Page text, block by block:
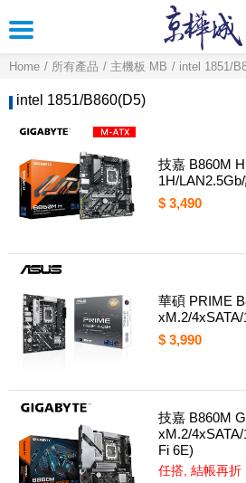
Home 所有產品 主機板 MB intel 1851/
intel 1851/B860(D5)
技嘉 B860M
1H/
$ 3,490
華碩 PRIME
xM.2/
$ 3,990
技嘉 B860M
xM.2/
Fi 6E)
任搭, 結帳再折